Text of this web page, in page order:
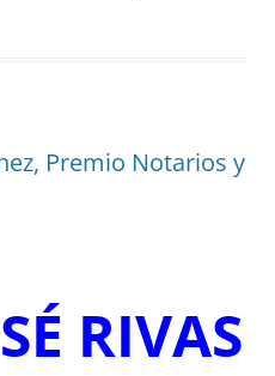
Premio Notarios y
RIVAS